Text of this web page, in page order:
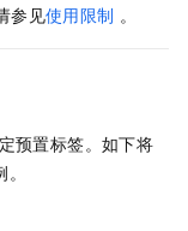
参见使用限制 。
预置标签。如下将